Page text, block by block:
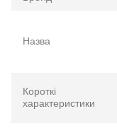
Назва
Короткі
характеристики